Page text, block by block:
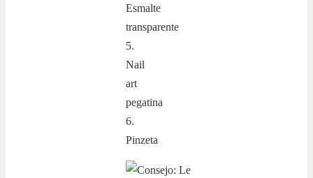
Esmalte
transparente
5.
Nail
art
pegatina
6.
Pinzeta